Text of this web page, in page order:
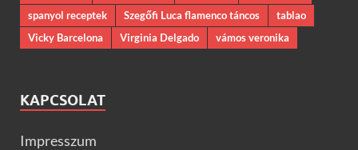
spanyol receptek
Szegőfi Luca flamenco táncos
tablao
Vicky Barcelona
Virginia Delgado vámos veronika
KAPCSOLAT
Impresszum